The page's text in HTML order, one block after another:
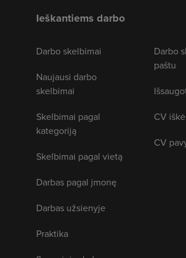
Ieškantiems darbo
Darbo skelbimai
Naujausi darbo
skelbimai
Skelbimai pagal
kategoriją
Skelbimai pagal vietą
Darbas pagal įmonę
Darbas užsienyje
Praktika
Darbo
paštu
CV
CV